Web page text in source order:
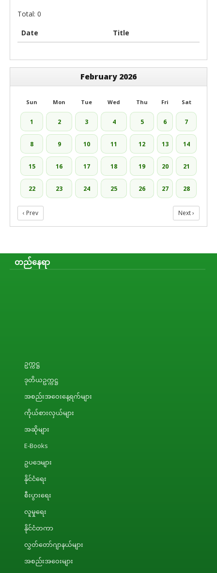
Total: 0
Date Title
February 2026
Sun Mon Tue Wed Thu Fri Sat
1 2 3 4 5 6 7
8 9 10 11 12 13 14
15 16 17 18 19 20 21
22 23 24 25 26 27 28
‹ Prev Next ›
တည်နေရာ
ဥက္ကဋ္ဌ
ဒုတိယဥက္ကဋ္ဌ
အစည်းအဝေးနေ့ရက်များ
ကိုယ်စားလှယ်များ
အဆိုများ
E-Books
ဥပဒေများ
နိုင်ငံရေး
စီးပွားရေး
လူမှုရေး
နိုင်ငံတကာ
လွှတ်တော်ဂျာနယ်များ
အစည်းအဝေးများ